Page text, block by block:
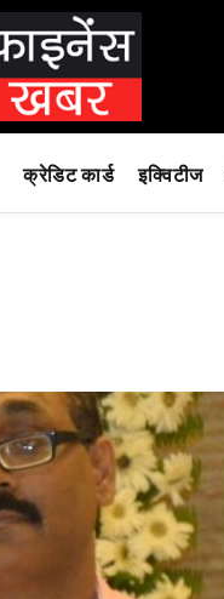
क्रेडिट कार्ड इक्विटीज